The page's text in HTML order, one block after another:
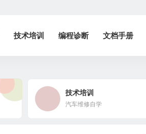
技术培训 编程诊断 文档手册
技术培训
汽车维修自学